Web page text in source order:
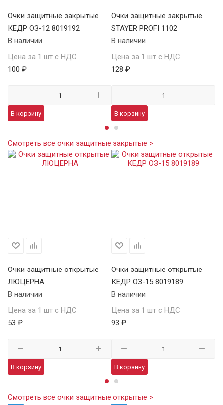
Очки защитные закрытые
КЕДР ОЗ-12 8019192
В наличии
Цена за 1 шт с НДС
100 ₽
В корзину
Очки защитные закрытые
STAYER PROFI 1102
В наличии
Цена за 1 шт с НДС
128 ₽
В корзину
Смотреть все очки защитные закрытые >
Очки защитные открытые
ЛЮЦЕРНА
В наличии
Цена за 1 шт с НДС
53 ₽
В корзину
Очки защитные открытые
КЕДР ОЗ-15 8019189
В наличии
Цена за 1 шт с НДС
93 ₽
В корзину
Смотреть все очки защитные открытые >